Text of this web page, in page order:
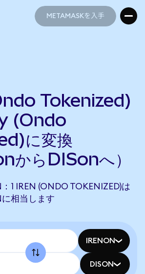
METAMASKを入手
Tokenized)
(Ondo
に変換
からDISonへ）
1 IREN (ONDO TOKENIZED)は
相当します
IRENON
DISON